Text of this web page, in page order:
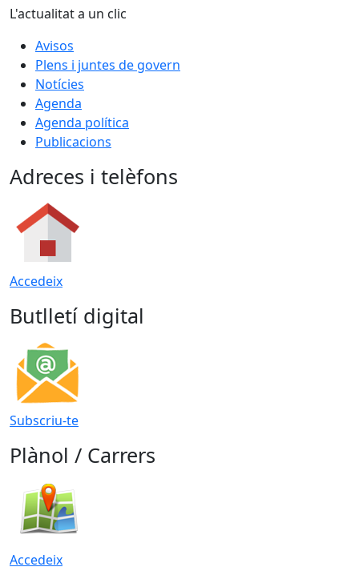
L'actualitat a un clic
Avisos
Plens i juntes de govern
Notícies
Agenda
Agenda política
Publicacions
Adreces i telèfons
Accedeix
Butlletí digital
Subscriu-te
Plànol / Carrers
Accedeix